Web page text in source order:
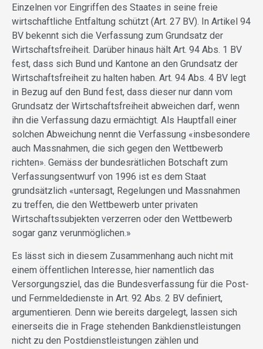
Einzelnen vor Eingriffen des Staates in seine freie
wirtschaftliche Entfaltung schützt (Art. 27 BV). In Artikel 94
BV bekennt sich die Verfassung zum Grundsatz der
Wirtschaftsfreiheit. Darüber hinaus hält Art. 94 Abs. 1 BV
fest, dass sich Bund und Kantone an den Grundsatz der
Wirtschaftsfreiheit zu halten haben. Art. 94 Abs. 4 BV legt
in Bezug auf den Bund fest, dass dieser nur dann vom
Grundsatz der Wirtschaftsfreiheit abweichen darf, wenn
ihn die Verfassung dazu ermächtigt. Als Hauptfall einer
solchen Abweichung nennt die Verfassung «insbesondere
auch Massnahmen, die sich gegen den Wettbewerb
richten». Gemäss der bundesrätlichen Botschaft zum
Verfassungsentwurf von 1996 ist es dem Staat
grundsätzlich «untersagt, Regelungen und Massnahmen
zu treffen, die den Wettbewerb unter privaten
Wirtschaftssubjekten verzerren oder den Wettbewerb
sogar ganz verunmöglichen.»
Es lässt sich in diesem Zusammenhang auch nicht mit
einem öffentlichen Interesse, hier namentlich das
Versorgungsziel, das die Bundesverfassung für die Post-
und Fernmeldedienste in Art. 92 Abs. 2 BV definiert,
argumentieren. Denn wie bereits dargelegt, lassen sich
einerseits die in Frage stehenden Bankdienstleistungen
nicht zu den Postdienstleistungen zählen und